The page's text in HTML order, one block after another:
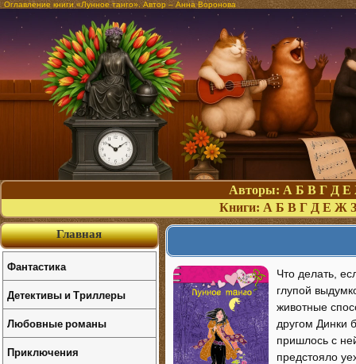
Оглавление книги «Лунное танго». Автор – Анна Воронова
Авторы: А Б В Г Д Е
Книги: А Б В Г Д Е Ж З
Что делать,
глупой
животные
другом Динки
пришлось с
предстояло
Главная
Фантастика
Детективы и Триллеры
Любовные романы
Приключения